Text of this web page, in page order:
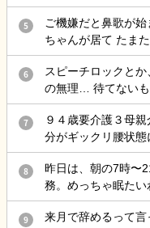
見を伺いたく投稿します。 母は認知症
設に入所していました。 ある日の明け方、
施設を離設し、雨
た。 手術は無事に終わりましたが、この事故をきっか
けに歩行ができな
たとのお話があり
説明を受けました。 施設からは「治療費は負担しま
す」と説明を受け
てはまだ話し合っていません。
務されている方や施
したいです。 ・このような事故が起きた場合、一般的
にはどのような対
5
ご機嫌だと鼻歌が
ちゃんが居て たま
た時に 鼻歌から一
わ」 と不機嫌で低
を堪えられない。
6
スピーチロックと
の無理… 待てないもの、早くしてとか言われて、 転倒
しそうになるとか
もの、 病気だから、認知症だからで許されて、 記録残
しても『仕方ない
る 何でもかんでも虐待って言わないで… どうしろって
言うのよ…もう疲れた… 責任感強すぎって
れた 仕方ないじゃ
7
９４歳要介護３母親介護 先日、朝起きよう
分がギックリ腰状態
く接骨院で治療し
になるのに、全く治
出たら、クラクラし
骨院に戻って休す
ら来た腰痛と分か
8
昨日は、朝の7時〜
務。めっちゃ眠たい
9
来月で辞めるって